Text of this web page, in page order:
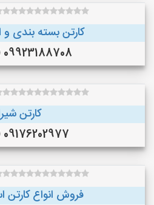
کارتن بسته بندی
09923188708 (قزوین)
کارتن
09176202977 (شیراز )
فروش انواع